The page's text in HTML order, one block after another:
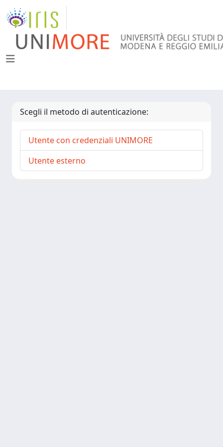
Scegli il metodo di autenticazione:
Utente con credenziali UNIMORE
Utente esterno